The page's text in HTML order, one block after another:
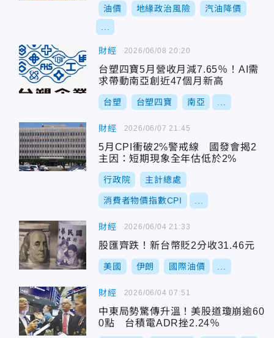
油價 地緣政治風險 汽油降價
財經
台塑四寶5月營收月減7.65％！AI需
求帶動南亞創近47個月新高
台塑 台塑四寶 南亞
2026/06/08 20:20
財經
5月CPI衝破2%警戒線 國發會揭2
主因：短期現象全年估低於2%
行政院 主計總處
消費者物價指數CPI
2026/06/07 21:45
財經
股匯齊跌！新台幣貶2分收31.46元
美國 伊朗 國際油價
2026/06/04 21:33
財經
中東局勢驚傳升溫！美股道瓊崩逾60
0點 台積電ADR挫2.24％
2026/06/04 07:51